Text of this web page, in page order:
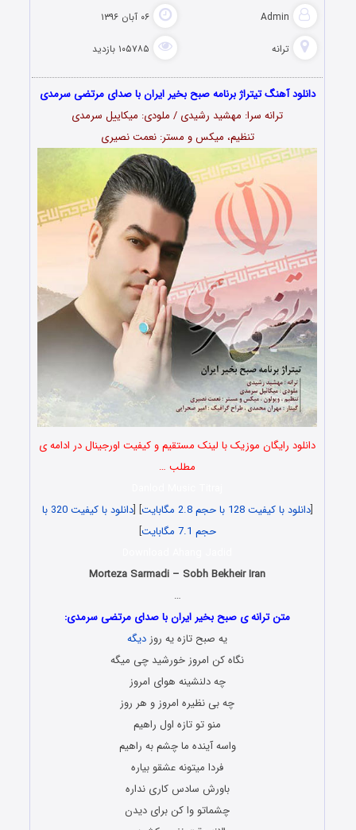
Admin ۰۶ آبان ۱۳۹۶
ترانه ۱۰۵۷۸۵ بازدید
دانلود آهنگ تیتراژ برنامه صبح بخیر ایران با صدای مرتضی سرمدی
ترانه سرا: مهشید رشیدی / ملودی: میکاییل سرمدی
تنظیم، میکس و مستر: نعمت نصیری
دانلود رایگان موزیک با لینک مستقیم و کیفیت اورجینال در ادامه ی
مطلب …
[دانلود با کیفیت 128 با حجم 2.8 مگابایت ] [
دانلود با کیفیت 320 با
حجم 7.1 مگابایت
]
Morteza Sarmadi – Sobh Bekheir Iran
…
متن ترانه ی صبح بخیر ایران با صدای مرتضی سرمدی:
یه صبح تازه یه روزدیگه
نگاه کن امروز خورشید چی میگه
چه دلنشینه هوای امروز
چه بی نظیره امروز و هر روز
منو تو تازه اول راهیم
واسه آینده ما چشم به راهیم
فردا میتونه عشقو بیاره
باورش سادس کاری نداره
چشماتو وا کن برای دیدن